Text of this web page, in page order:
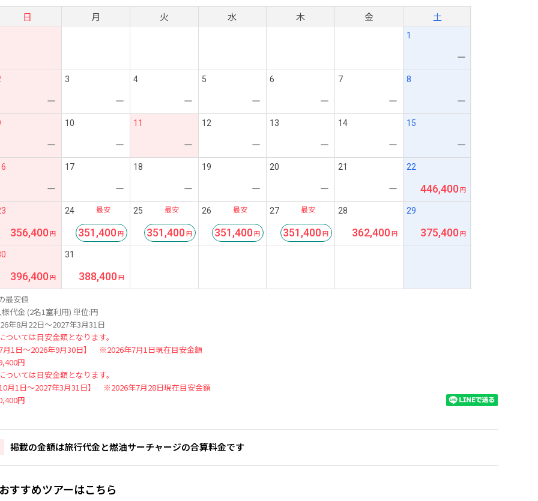
日 月 火 水 木 金 土
1
ー
ー
3
ー
4
ー
5
ー
6
ー
7
ー
8
ー
ー
10
ー
11
ー
12
ー
13
ー
14
ー
15
ー
ー
17
ー
18
ー
19
ー
20
ー
21
ー
22
446,400
356,400
24 最安
351,400
25 最安
351,400
26 最安
351,400
27 最安
351,400
28
362,400
29
375,400
396,400
31
388,400
最安値
代金 (2名1室利用) 単位:円
年8月22日～2027年3月31日
ついては目安金額となります。
月1日～2026年9月30日】 ※2026年7月1日現在目安金額
円
ついては目安金額となります。
月1日～2027年3月31日】 ※2026年7月28日現在目安金額
円
掲載の金額は旅行代金と燃油サーチャージの合算料金です
すすめツアーはこちら